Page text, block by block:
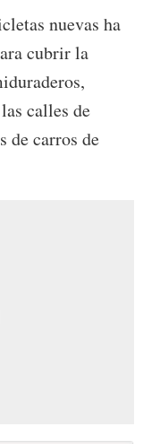
nuevas ha
cubrir la
calles de
de carros de